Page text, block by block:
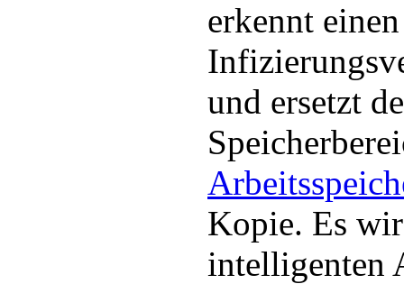
erkennt einen
und ersetzt
Kopie. Es
intelligenten